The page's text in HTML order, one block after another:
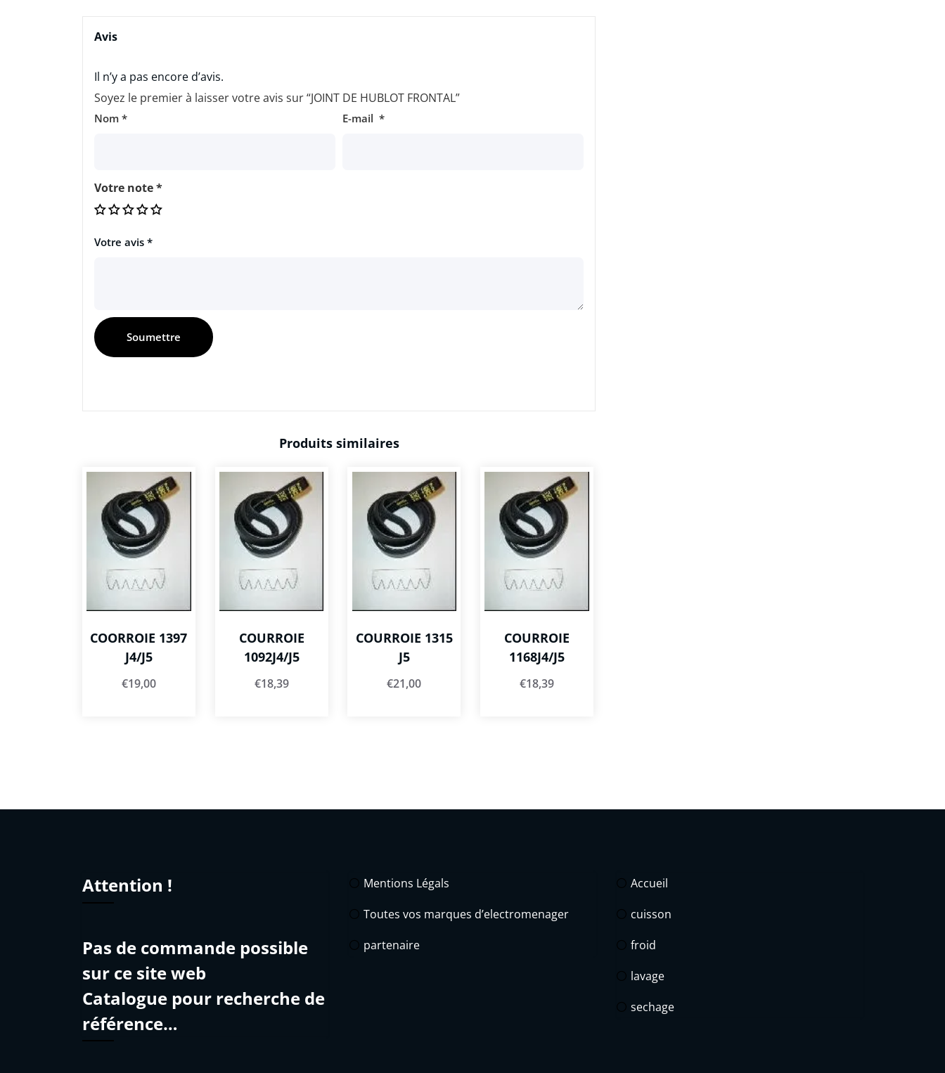
Avis
Il n’y a pas encore d’avis.
Soyez le premier à laisser votre avis sur “JOINT DE HUBLOT FRONTAL”
Nom * E-mail *
Votre note*
Votre avis *
Produits similaires
COORROIE 1397
J4/J5
€19,00
COURROIE
1092J4/J5
€18,39
COURROIE 1315
J5
€21,00
COURROIE
1168J4/J5
€18,39
Attention !
Pas de commande possible
sur ce site web
Catalogue pour recherche de
référence…
Mentions Légals
Toutes vos marques d’electromenager
partenaire
Accueil
cuisson
froid
lavage
sechage